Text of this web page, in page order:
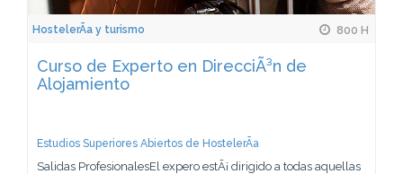
HostelerÃ­a y turismo 800 H
Curso de Experto en DirecciÃ³n de
Alojamiento
Estudios Superiores Abiertos de HostelerÃ­a
Salidas ProfesionalesEl expero estÃ¡ dirigido a todas aquellas